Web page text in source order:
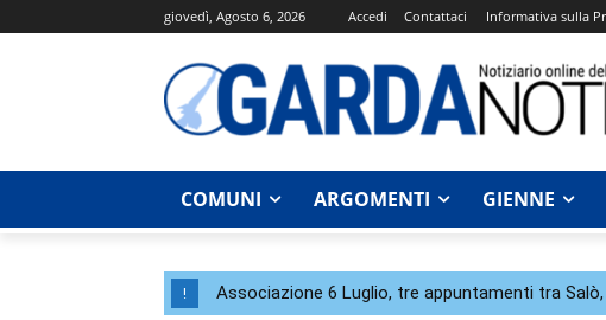
giovedì, Agosto 6, 2026 Accedi Contattaci Informativa sulla
COMUNI ARGOMENTI GIENNE
! Associazione 6 Luglio, tre appuntamenti tra